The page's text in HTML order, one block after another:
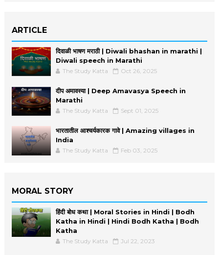
ARTICLE
दिवाळी भाषण मराठी | Diwali bhashan in marathi |
Diwali speech in Marathi
The Study Katta Oct 26, 2025
दीप अमावस्या | Deep Amavasya Speech in
Marathi
The Study Katta Sept 01, 2025
भारतातील आश्चर्यकारक गावे | Amazing villages in
India
The Study Katta Feb 03, 2025
MORAL STORY
हिंदी बोध कथा | Moral Stories in Hindi | Bodh
Katha in Hindi | Hindi Bodh Katha | Bodh
Katha
The Study Katta Jul 22, 2023